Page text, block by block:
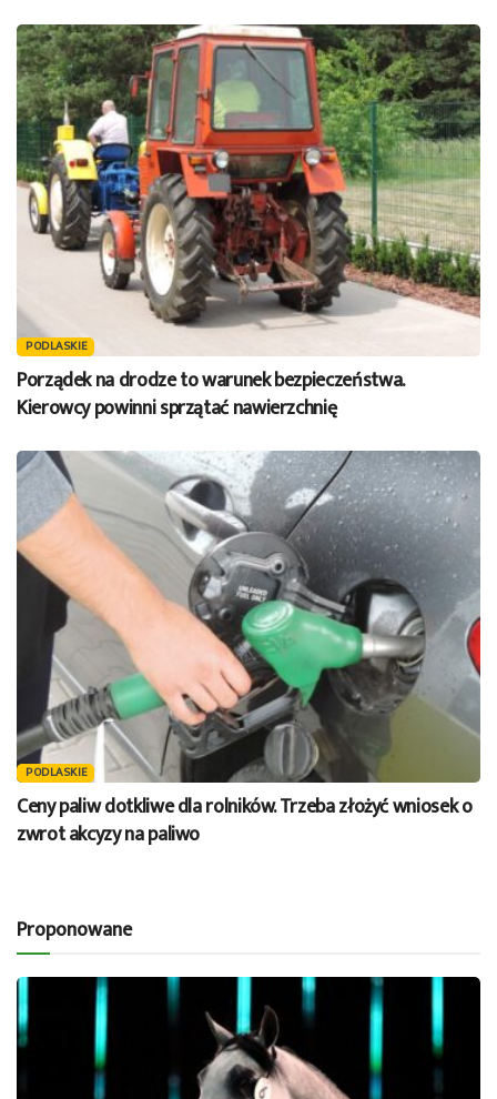
PODLASKIE
Porządek na drodze to warunek bezpieczeństwa.
Kierowcy powinni sprzątać nawierzchnię
PODLASKIE
Ceny paliw dotkliwe dla rolników. Trzeba złożyć wniosek o
zwrot akcyzy na paliwo
Proponowane